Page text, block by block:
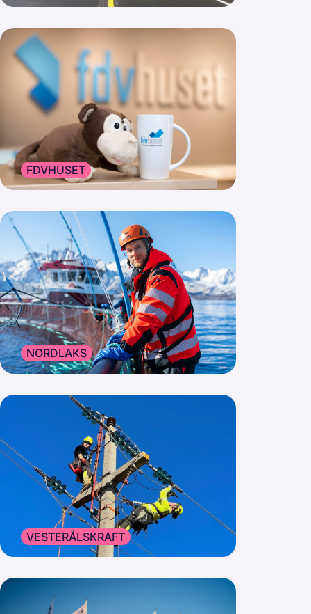
FDVHUSET
NORDLAKS
VESTERÅLSKRAFT